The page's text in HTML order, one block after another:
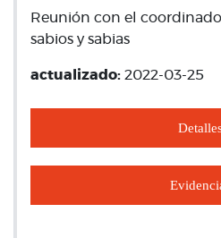
Reunión con el
sabios y sabias
actualizado: 2022-03-25